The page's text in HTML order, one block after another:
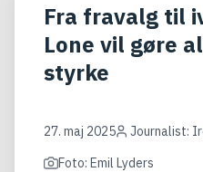
Fra fravalg til
Lone vil gøre
styrke
27. maj 2025
Journalist:
Foto: Emil Lyders